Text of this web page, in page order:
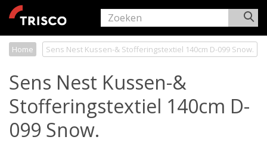
Home Sens Nest Kussen-& Stofferingstextiel 140cm D-099 Snow.
Sens Nest Kussen-&
Stofferingstextiel 140cm D-
099 Snow.